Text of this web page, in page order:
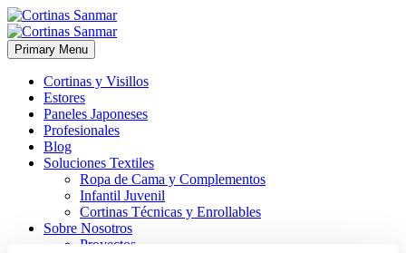
Primary Menu
Cortinas y Visillos
Estores
Paneles Japoneses
Profesionales
Blog
Soluciones Textiles
Ropa de Cama y Complementos
Infantil Juvenil
Cortinas Técnicas y Enrollables
Sobre Nosotros
Proyectos